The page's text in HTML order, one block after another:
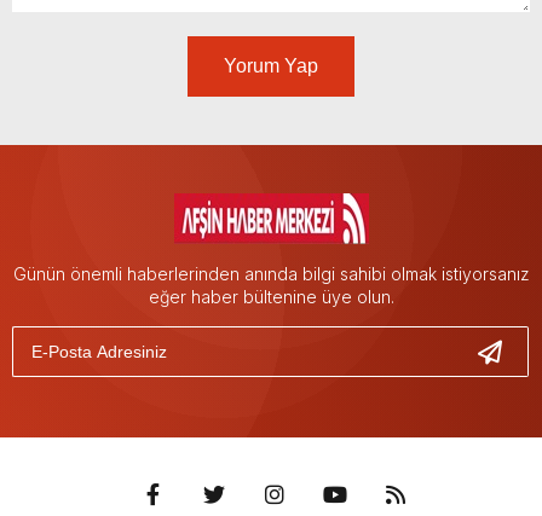
Yorum Yap
Günün önemli haberlerinden anında bilgi sahibi olmak istiyorsanız
eğer haber bültenine üye olun.